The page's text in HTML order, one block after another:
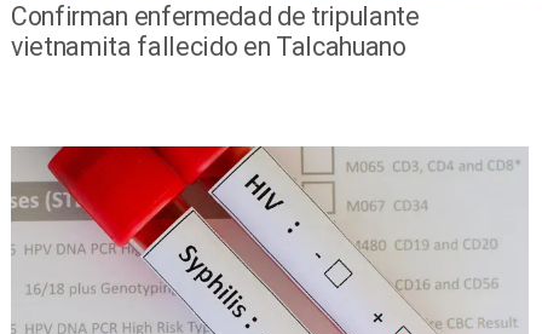
Confirman enfermedad de tripulante
vietnamita fallecido en Talcahuano